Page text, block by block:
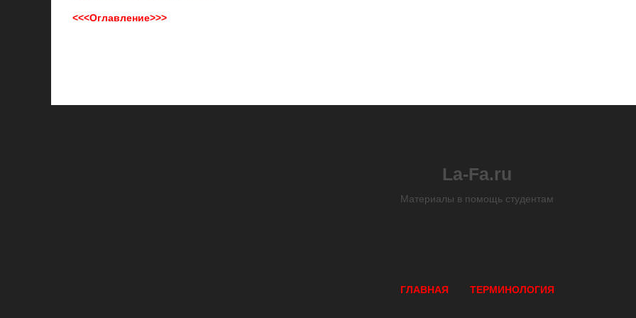
<<<Оглавление>>>
La-Fa.ru
Материалы в помощь студентам
ГЛАВНАЯ ТЕРМИНОЛОГИЯ